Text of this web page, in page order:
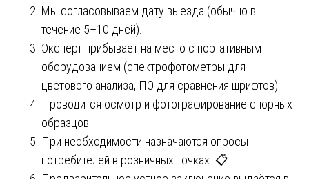
Мы согласовываем дату выезда (обычно в
течение 5–10 дней).
Эксперт прибывает на место с портативным
оборудованием (спектрофотометры для
цветового анализа, ПО для сравнения шрифтов).
Проводится осмотр и фотографирование спорных
образцов.
При необходимости назначаются опросы
потребителей в розничных точках. 📋